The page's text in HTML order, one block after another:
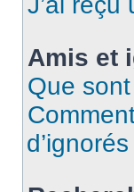
Amis et
Que sont